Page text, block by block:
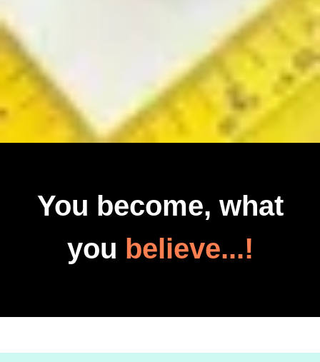
You become, what
you believe...!